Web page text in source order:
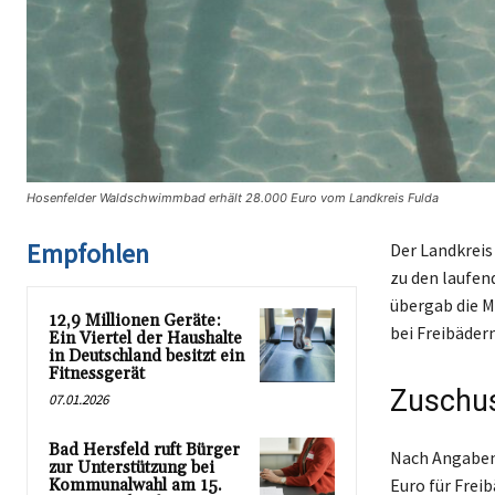
Hosenfelder Waldschwimmbad erhält 28.000 Euro vom Landkreis Fulda
Empfohlen
12,9 Millionen Geräte:
Ein Viertel der Haushalte
in Deutschland besitzt ein
Fitnessgerät
07.01.2026
Bad Hersfeld ruft Bürger
zur Unterstützung bei
Kommunalwahl am 15.
Der
zu den
übergab die
bei
Nach
Euro für